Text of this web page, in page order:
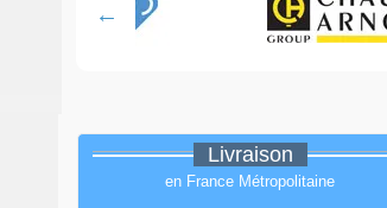
Livraison
en France Métropolitaine